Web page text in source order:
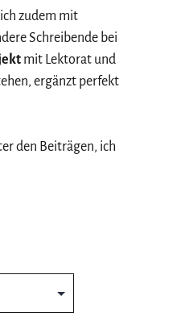
zudem mit
Schreibende bei
mit Lektorat und
ergänzt perfekt
den Beiträgen, ich